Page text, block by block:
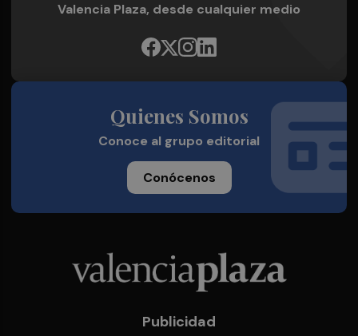
Valencia Plaza, desde cualquier medio
Quienes Somos
Conoce al grupo editorial
Conócenos
Publicidad